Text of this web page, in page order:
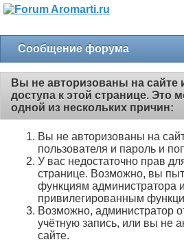
Сообщение форума
Вы не авторизованы на сайте
доступа к этой странице. Это
одной из нескольких причин:
Вы не авторизованы на
пользователя и пароль и
У вас недостаточно прав
странице. Возможно, вы
функциям администратора
привилегированным
Возможно, администратор
учётную запись, или вы не
сайте.